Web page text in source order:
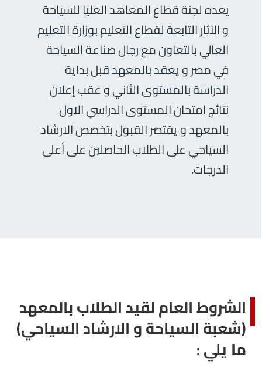
يعده لجنة قطاع المعاهد العليا للسياحة
و الآثار التابعة لقطاع التعليم بوزارة التعليم
العالي بالتعاون مع رجال صناعة السياحة
في مصر و يعقد بالمعهد قبل بداية
الدراسة بالمستوى الثاني و عقب إعلان
نتائج امتحان المستوى الدراسي الاول
بالمعهد و يقتصر القبول بتخصص الارشاد
السياحي على الطلاب الحاصلين على أعلى
الدرجات.
الشروط العام لقيد الطلاب بالمعهد
(شعبة السياحة و الارشاد السياحي)
ما يلي :